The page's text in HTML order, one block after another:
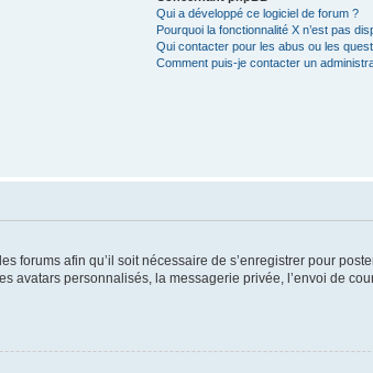
Qui a développé ce logiciel de forum ?
Pourquoi la fonctionnalité X n’est pas
Qui contacter pour les abus ou les
Comment puis-je contacter un
forums afin qu’il soit nécessaire de s’enregistrer pour
personnalisés, la messagerie privée, l’envoi de